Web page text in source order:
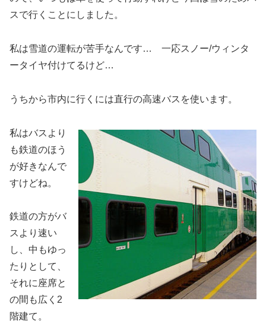
スで行くことにしました。
私は雪道の運転が苦手なんです… 一応スノー/ウィンタ
ータイヤ付けてるけど…
うちから市内に行くには直行の高速バスを使います。
私はバスより
も鉄道のほう
が好きなんで
すけどね。
鉄道の方がバ
スより速い
し、中もゆっ
たりとして、
それに座席と
の間も広く2
階建て。